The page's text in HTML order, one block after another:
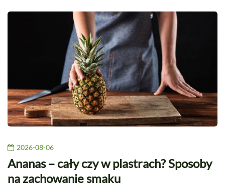
2026-08-06
Ananas – cały czy w plastrach? Sposoby
na zachowanie smaku